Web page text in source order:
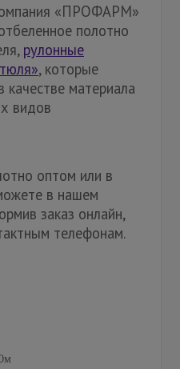
«ПРОФАРМ»
полотно
рулонные
, которые
качестве материала
видов
оптом или в
в нашем
заказ онлайн,
телефонам.